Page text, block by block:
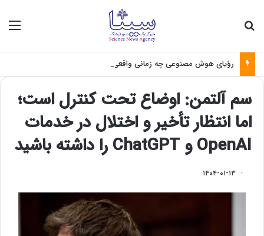
رؤیای هوش مصنوعی چه زمانی واقعی می‌شود؟
سم آلتمن: اوضاع تحت کنترل است؛
اما انتظار تأخیر و اختلال در خدمات
OpenAI و ChatGPT را داشته باشید
۱۴۰۴-۰۱-۱۳